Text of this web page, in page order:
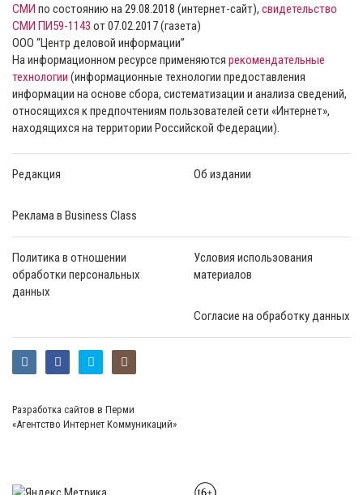
СМИ по состоянию на 29.08.2018 (интернет-сайт), свидетельство
СМИ ПИ59-1143 от 07.02.2017 (газета)
ООО “Центр деловой информации”
На информационном ресурсе применяются рекомендательные
технологии (информационные технологии предоставления
информации на основе сбора, систематизации и анализа сведений,
относящихся к предпочтениям пользователей сети «Интернет»,
находящихся на территории Российской Федерации).
Редакция Об издании
Реклама в Business Class
Политика в отношении
обработки персональных
данных
Условия использования
материалов
Согласие на обработку данных
Разработка сайтов в Перми
«Агентство Интернет Коммуникаций»